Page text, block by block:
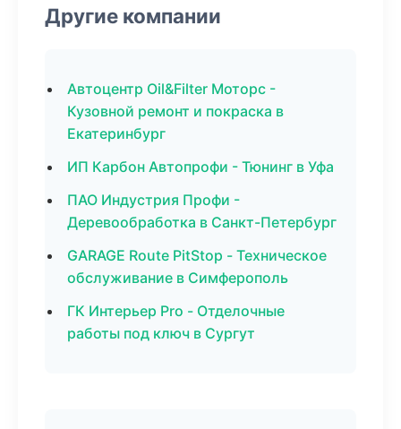
Другие компании
Автоцентр Oil&Filter Моторс -
Кузовной ремонт и покраска в
Екатеринбург
ИП Карбон Автопрофи - Тюнинг в Уфа
ПАО Индустрия Профи -
Деревообработка в Санкт-Петербург
GARAGE Route PitStop - Техническое
обслуживание в Симферополь
ГК Интерьер Pro - Отделочные
работы под ключ в Сургут